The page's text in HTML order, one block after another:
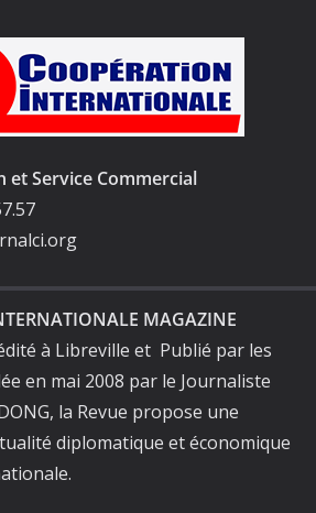
et Service Commercial
MAGAZINE
à Libreville et Publié par les
en mai 2008 par le Journaliste
la Revue propose une
diplomatique et économique